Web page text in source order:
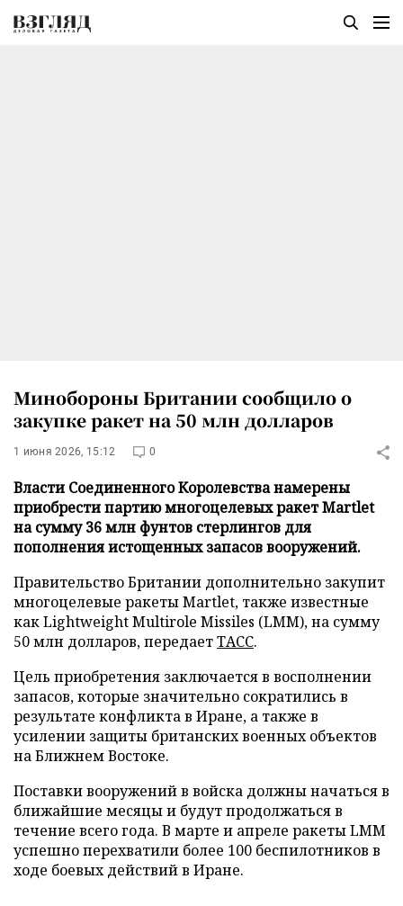
Минобороны Британии сообщило о
закупке ракет на 50 млн долларов
1 июня 2026, 15:12 0
Власти Соединенного Королевства намерены
приобрести партию многоцелевых ракет Martlet
на сумму 36 млн фунтов стерлингов для
пополнения истощенных запасов вооружений.
Правительство Британии дополнительно закупит
многоцелевые ракеты Martlet, также известные
как Lightweight Multirole Missiles (LMM), на сумму
50 млн долларов, передаетТАСС.
Цель приобретения заключается в восполнении
запасов, которые значительно сократились в
результате конфликта в Иране, а также в
усилении защиты британских военных объектов
на Ближнем Востоке.
Поставки вооружений в войска должны начаться в
ближайшие месяцы и будут продолжаться в
течение всего года. В марте и апреле ракеты LMM
успешно перехватили более 100 беспилотников в
ходе боевых действий в Иране.